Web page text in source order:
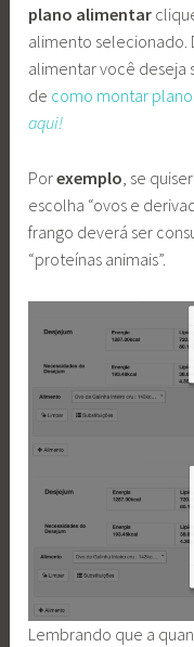
plano alimentar
alimento selecionado.
alimentar você deseja
de como montar
aqui!
Porexemplo, se
escolha “ovos e
frango deverá ser
“proteínas animais”.
Lembrando que a